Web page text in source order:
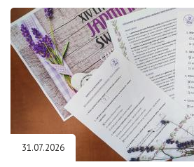
31.07.2026